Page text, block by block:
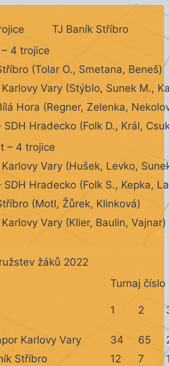
TJ Baník Stříbro
4 trojice
(Tolar O., Smetana, Beneš)
Vary (Stýblo, Sunek M.,
Hora (Regner, Zelenka,
SDH Hradecko (Folk D., Král,
– 4 trojice
Vary (Hušek, Levko,
SDH Hradecko (Folk S., Kepka,
(Motl, Žůrek, Klinková)
Vary (Klier, Baulin, Vajnar)
žáků 2022
Turnaj číslo
1 2
Karlovy Vary 34 65
Stříbro 12 7